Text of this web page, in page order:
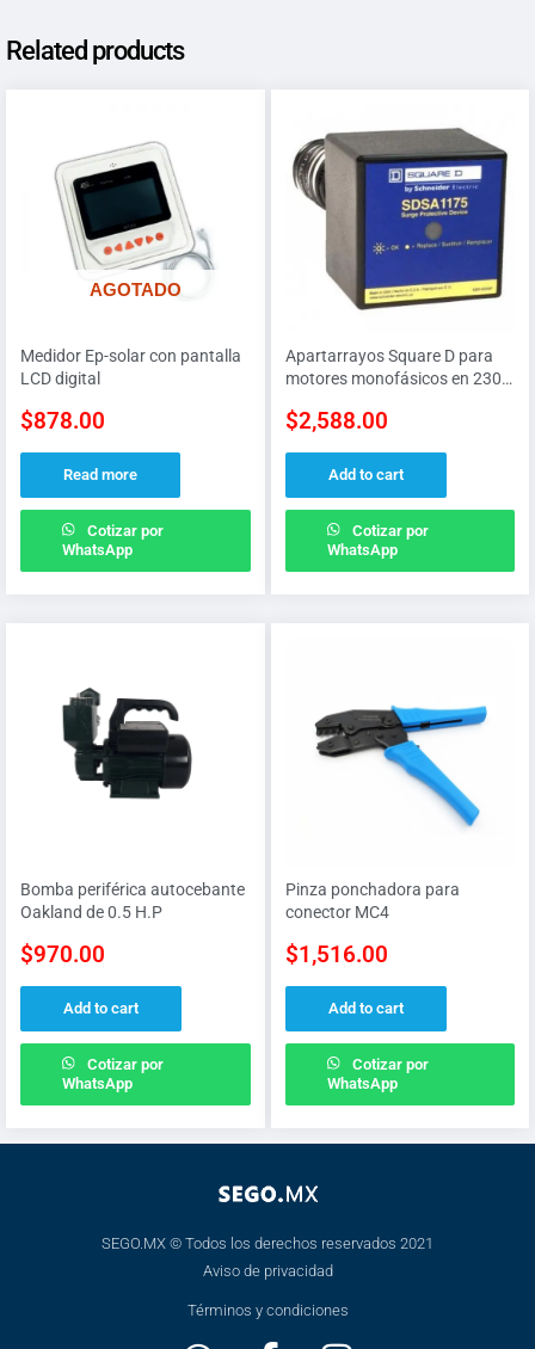
Related products
AGOTADO
Medidor Ep-solar con pantalla
LCD digital
$878.00
Read more
Cotizar por
WhatsApp
Apartarrayos Square D para
motores monofásicos en 230
$2,588.00
Add to cart
Cotizar por
WhatsApp
Bomba periférica autocebante
Oakland de 0.5 H.P
$970.00
Add to cart
Cotizar por
WhatsApp
Pinza ponchadora para
conector MC4
$1,516.00
Add to cart
Cotizar por
WhatsApp
SEGO.MX © Todos los derechos reservados 2021
Aviso de privacidad
Términos y condiciones